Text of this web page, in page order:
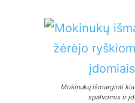
Mokinukų išmarginti
spalvomis ir